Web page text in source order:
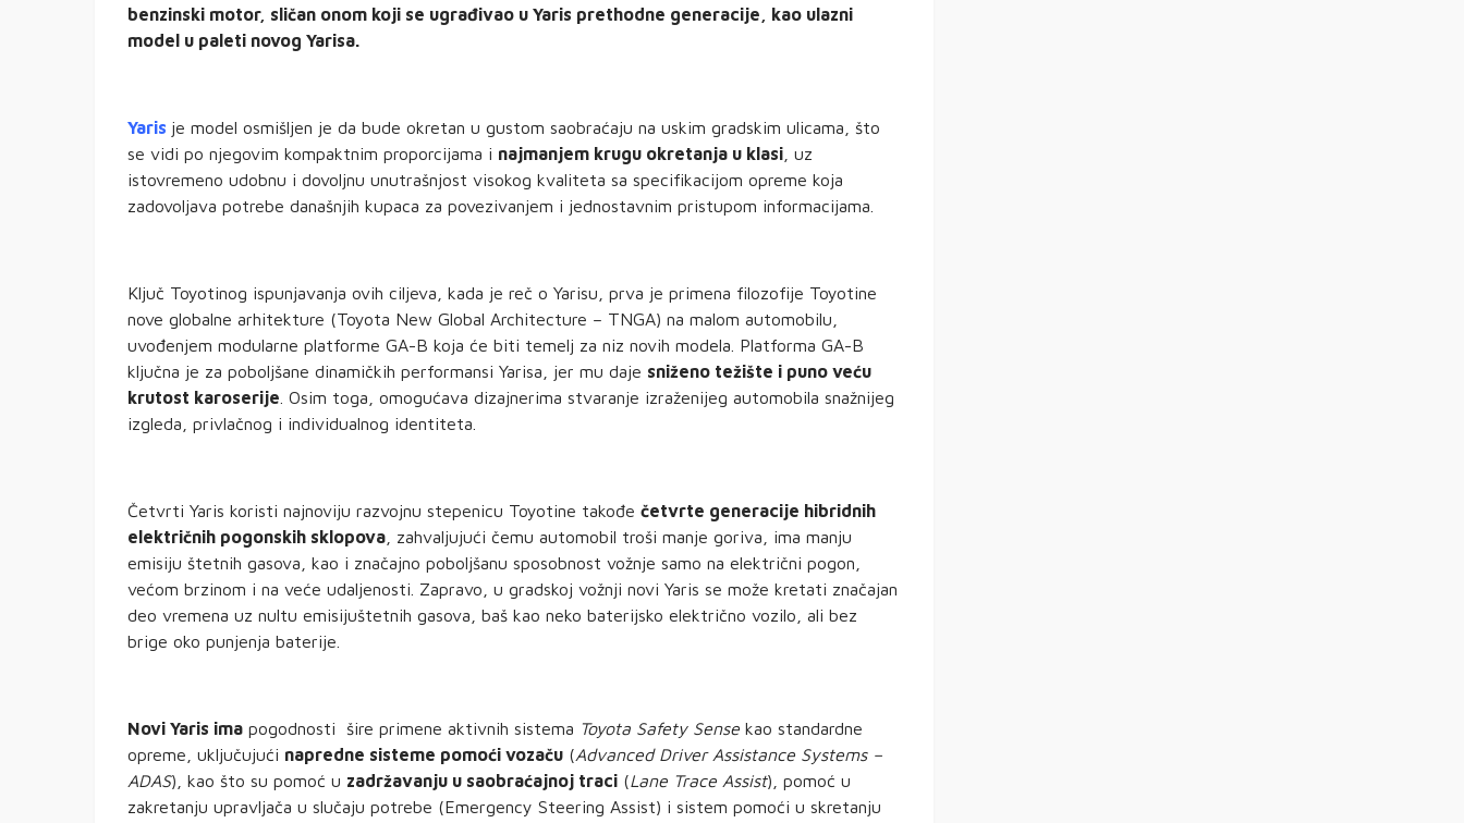
benzinski motor, sličan onom koji se ugrađivao u Yaris prethodne generacije, kao ulazni
model u paleti novog Yarisa.
Yaris je model osmišljen je da bude okretan u gustom saobraćaju na uskim gradskim ulicama, što
se vidi po njegovim kompaktnim proporcijama i najmanjem krugu okretanja u klasi , uz
istovremeno udobnu i dovoljnu unutrašnjost visokog kvaliteta sa specifikacijom opreme koja
zadovoljava potrebe današnjih kupaca za povezivanjem i jednostavnim pristupom informacijama.
Ključ Toyotinog ispunjavanja ovih ciljeva, kada je reč o Yarisu, prva je primena filozofije Toyotine
nove globalne arhitekture (Toyota New Global Architecture – TNGA) na malom automobilu,
uvođenjem modularne platforme GA-B koja će biti temelj za niz novih modela. Platforma GA-B
ključna je za poboljšane dinamičkih performansi Yarisa, jer mu daje sniženo težište i puno veću
krutost karoserije . Osim toga, omogućava dizajnerima stvaranje izraženijeg automobila snažnijeg
izgleda, privlačnog i individualnog identiteta.
Četvrti Yaris koristi najnoviju razvojnu stepenicu Toyotine takođe četvrte generacije hibridnih
električnih pogonskih sklopova , zahvaljujući čemu automobil troši manje goriva, ima manju
emisiju štetnih gasova, kao i značajno poboljšanu sposobnost vožnje samo na električni pogon,
većom brzinom i na veće udaljenosti. Zapravo, u gradskoj vožnji novi Yaris se može kretati značajan
deo vremena uz nultu emisijuštetnih gasova, baš kao neko baterijsko električno vozilo, ali bez
brige oko punjenja baterije.
Novi Yaris ima pogodnosti šire primene aktivnih sistema Toyota Safety Sense kao standardne
opreme, uključujući napredne sisteme pomoći vozaču (Advanced Driver Assistance Systems –
ADAS), kao što su pomoć u zadržavanju u saobraćajnoj traci (Lane Trace Assist), pomoć u
zakretanju upravljača u slučaju potrebe (Emergency Steering Assist) i sistem pomoći u skretanju